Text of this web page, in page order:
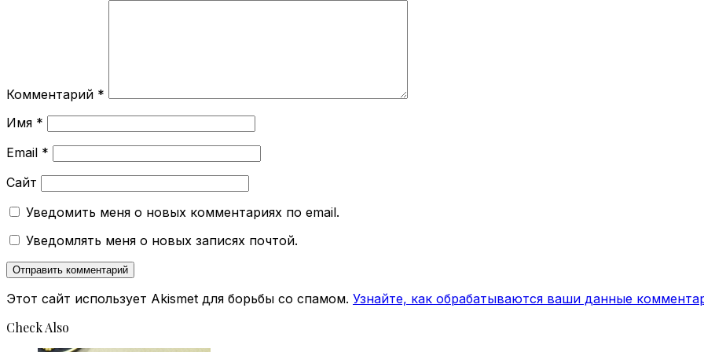
Комментарий *
Имя *
Email *
Сайт
Уведомить меня о новых комментариях по email.
Уведомлять меня о новых записях почтой.
Этот сайт использует Akismet для борьбы со спамом. Узнайте, как обрабатываются ваши данные
Check Also